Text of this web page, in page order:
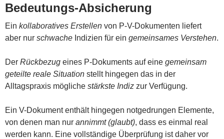
Bedeutungs-Absicherung
Ein kollaboratives Erstellen von P-V-Dokumenten liefert
aber nur schwache Indizien für ein gemeinsames Verstehen.
Der Rückbezug eines P-Dokuments auf eine gemeinsam
geteilte reale Situation stellt hingegen das in der
Alltagspraxis mögliche stärkste Indiz zur Verfügung.
Ein V-Dokument enthält hingegen notgedrungen Elemente,
von denen man nur annimmt (glaubt), dass es einmal real
werden kann. Eine vollständige Überprüfung ist daher vor